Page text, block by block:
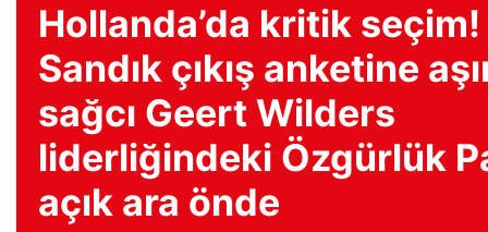
Hollanda’da kritik seçim!
Sandık çıkış anketine
sağcı Geert Wilders
liderliğindeki Özgürlük
açık ara önde